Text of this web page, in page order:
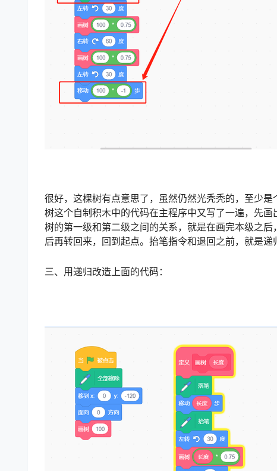
很好，这棵树有点意思了，虽然仍然光秃秃的，至少
树这个自制积木中的代码在主程序中又写了一遍，先
树的第一级和第二级之间的关系，就是在画完本级之
后再转回来，回到起点。抬笔指令和退回之前，就是递
三、用递归改造上面的代码：